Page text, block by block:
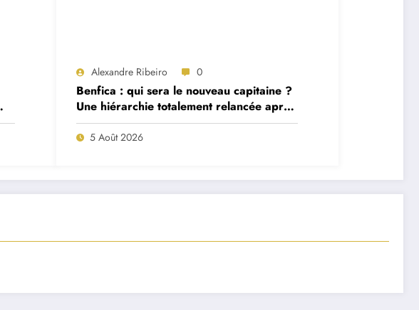
Alexandre Ribeiro 0
Benfica : qui sera le nouveau capitaine ?
Une hiérarchie totalement relancée après
deux départs majeurs
5 Août 2026